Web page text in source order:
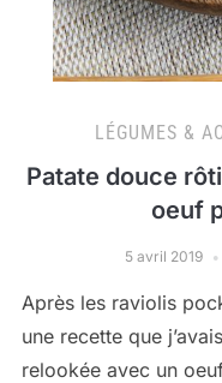
LÉGUMES &
Patate douce
oeuf
5 avril 2019
Après les raviolis
une recette que
relookée avec un